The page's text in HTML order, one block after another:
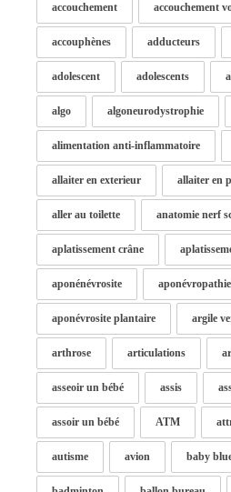
accouchement accouchement
accouphènes adducteurs
adolescent adolescents
algo algoneurodystrophie
alimentation anti-inflammatoire
allaiter en exterieur allaiter en
aller au toilette anatomie nerf
aplatissement crâne
aponénévrosite
aponévrosite plantaire argile
arthrose articulations
asseoir un bébé assis
assoir un bébé ATM
autisme avion baby